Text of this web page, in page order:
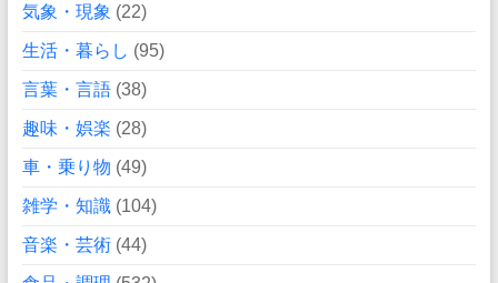
気象・現象 (22)
生活・暮らし (95)
言葉・言語(38)
趣味・娯楽 (28)
車・乗り物 (49)
雑学・知識(104)
音楽・芸術(44)